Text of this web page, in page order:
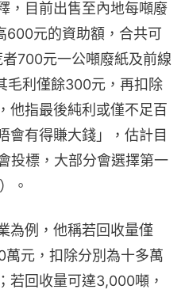
，目前出售至內地每噸廢
600元的資助額，合共可
700元一公噸廢紙及前線
毛利僅餘300元，再扣除
他指最後純利或僅不足百
會有得賺大錢」，估計目
投標，大部分會選擇第一
。
為例，他稱若回收量僅
元，扣除分別為十多萬
若回收量可達3,000噸，